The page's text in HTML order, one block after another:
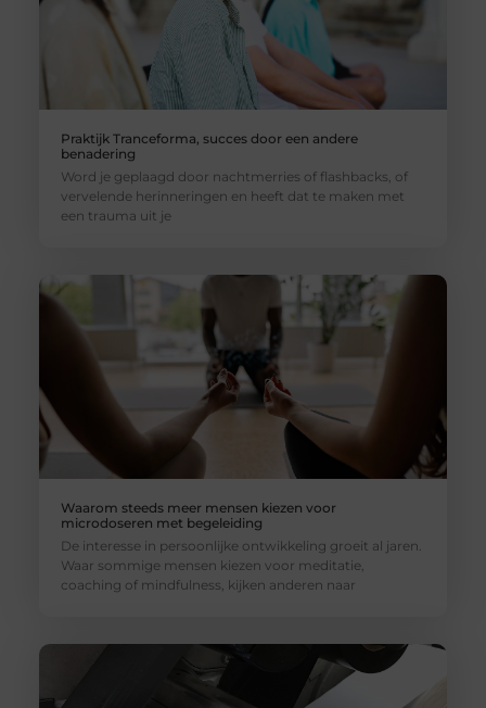
Praktijk Tranceforma, succes door een andere
benadering
Word je geplaagd door nachtmerries of flashbacks, of
vervelende herinneringen en heeft dat te maken met
een trauma uit je
Waarom steeds meer mensen kiezen voor
microdoseren met begeleiding
De interesse in persoonlijke ontwikkeling groeit al jaren.
Waar sommige mensen kiezen voor meditatie,
coaching of mindfulness, kijken anderen naar